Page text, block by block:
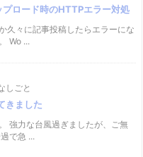
ロード時のHTTPエラー対処
久々に記事投稿したらエラーにな
Wo ...
しごと
きました
強力な台風過ぎましたが、ご無
で急 ...